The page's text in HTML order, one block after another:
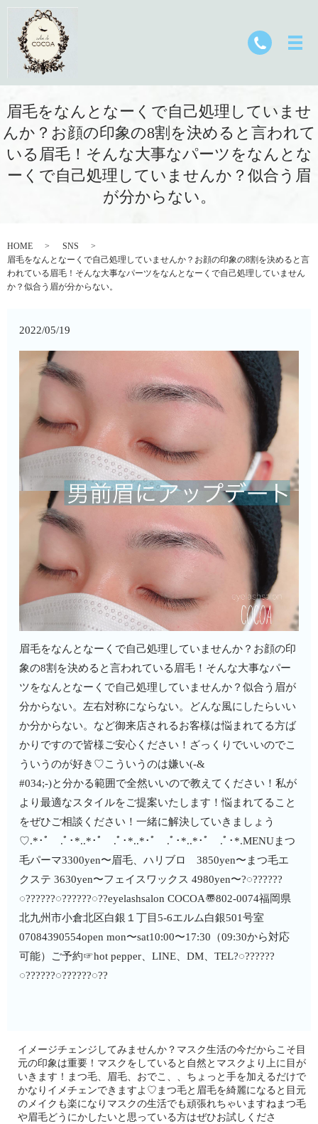
眉毛をなんとなーくで自己処理していませ
んか？お顔の印象の8割を決めると言われて
いる眉毛！そんな大事なパーツをなんとな
ーくで自己処理していませんか？似合う眉
が分からない。
HOME
SNS
眉毛をなんとなーくで自己処理していませんか？お顔の印象の8割を決めると言
われている眉毛！そんな大事なパーツをなんとなーくで自己処理していません
か？似合う眉が分からない。
2022/05/19
眉毛をなんとなーくで自己処理していませんか？お顔の印
象の8割を決めると言われている眉毛！そんな大事なパー
ツをなんとなーくで自己処理していませんか？似合う眉が
分からない。左右対称にならない。どんな風にしたらいい
か分からない。など御来店されるお客様は悩まれてる方ば
かりですので皆様ご安心ください！ざっくりでいいのでこ
ういうのが好き♡こういうのは嫌い(-&
#034;-)と分かる範囲で全然いいので教えてください！私が
より最適なスタイルをご提案いたします！悩まれてること
をぜひご相談ください！一緒に解決していきましょう
♡.*･ﾟ .ﾟ･*..*･ﾟ .ﾟ･*..*･ﾟ .ﾟ･*..*･ﾟ .ﾟ･*.MENUまつ
毛パーマ3300yen〜眉毛、ハリブロ 3850yen〜まつ毛エ
クステ 3630yen〜フェイスワックス 4980yen〜?◌??????
◌??????◌??????◌??eyelashsalon COCOA〠802-0074福岡県
北九州市小倉北区白銀１丁目5-6エルム白銀501号室︎
07084390554open mon〜sat10:00〜17:30（09:30から対応
可能）ご予約☞hot pepper、LINE、DM、TEL?◌??????
◌??????◌??????◌??
イメージチェンジしてみませんか？マスク生活の今だからこそ目
元の印象は重要！マスクをしていると自然とマスクより上に目が
いきます！まつ毛、眉毛、おでこ、、ちょっと手を加えるだけで
かなりイメチェンできますよ♡まつ毛と眉毛を綺麗になると目元
のメイクも楽になりマスクの生活でも頑張れちゃいますねまつ毛
や眉毛どうにかしたいと思っている方はぜひお試しくださ